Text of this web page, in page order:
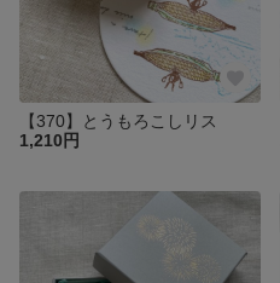
【370】とうもろこしリス
1,210円